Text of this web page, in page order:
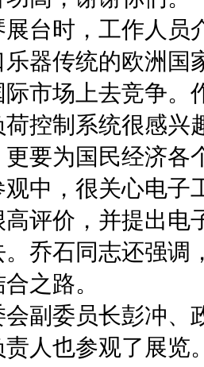
台时，工作人员
乐器传统的欧洲国
市场上去竞争。
荷控制系统很感兴
更要为国民经济各
中，很关心电子
高评价，并提出电
乔石同志还强调
之路。
副委员长彭冲、
人也参观了展览